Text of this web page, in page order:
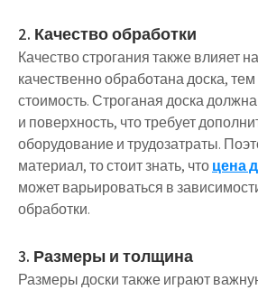
2. Качество обработки
Качество строгания также влияет
качественно обработана доска,
стоимость. Строганая доска
и поверхность, что требует
оборудование и трудозатраты.
материал, то стоит знать, чтоцена
может варьироваться в
обработки.
3. Размеры и толщина
Размеры доски также играют